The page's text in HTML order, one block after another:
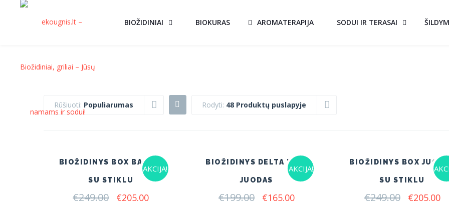
BIOŽIDINIAI BIOKURAS AROMATERAPIJA SODUI IR TERASAI
Rūšiuoti: Populiarumas Rodyti: 48 Produktų puslapyje
AKCIJA!
BIOŽIDINYS BOX BALTAS
SU STIKLU
€249.00 Original
€205.00Current
AKCIJA!
BIOŽIDINYS DELTA FLAT
JUODAS
€199.00 Original
€165.00Current
BIOŽIDINYS BOX
SU STIKLU
€249.00 Original
€205.00